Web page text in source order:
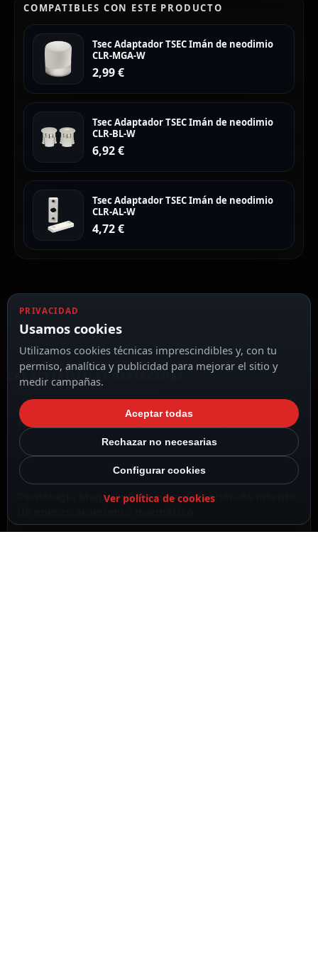
COMPATIBLES CON ESTE PRODUCTO
Tsec Adaptador TSEC Imán de neodimio
CLR-MGA-W
2,99€
Tsec Adaptador TSEC Imán de neodimio
CLR-BL-W
6,92€
Tsec Adaptador TSEC Imán de neodimio
CLR-AL-W
4,72€
CARACTERÍSTICAS DESTACADAS
VER TODAS LAS CARACTERÍSTICAS
Alta resistencia a choques mecánicos y eléctricos
Tecnología Magnasphere para detección de intento
PRIVACIDAD
Usamos cookies
Utilizamos cookies técnicas imprescindibles y, con tu
permiso, analítica y publicidad para mejorar el sitio y
medir campañas.
Aceptar todas
Rechazar no necesarias
Configurar cookies
Ver política de cookies